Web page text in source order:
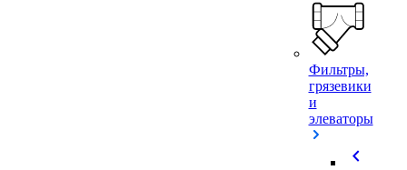
Фильтры,
грязевики
и
элеваторы
chevron_left